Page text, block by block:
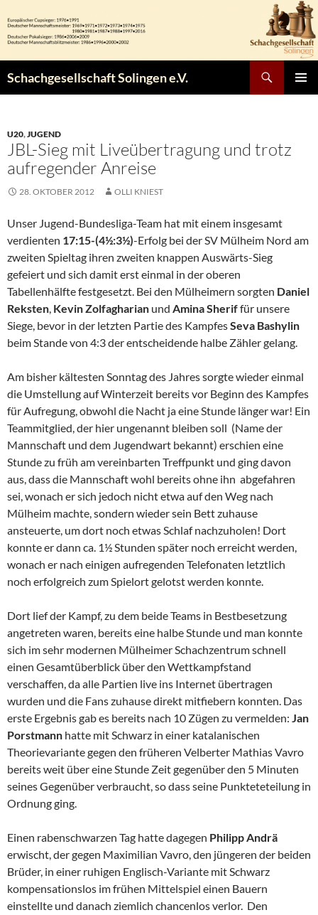
Inhalt
springen
Schachgesellschaft Solingen e.V.
U20,JUGEND
JBL-Sieg mit Liveübertragung und trotz
aufregender Anreise
28. OKTOBER 2012 OLLI KNIEST
Unser Jugend-Bundesliga-Team hat mit einem insgesamt
verdienten 17:15-(4½:3½)-Erfolg bei der SV Mülheim Nord am
zweiten Spieltag ihren zweiten knappen Auswärts-Sieg
gefeiert und sich damit erst einmal in der oberen
Tabellenhälfte festgesetzt. Bei den Mülheimern sorgten Daniel
Reksten, Kevin Zolfagharian und AminaSheriffür unsere
Siege, bevor in der letzten Partie des KampfesSeva Bashylin
beim Stande von 4:3 der entscheidende halbe Zähler gelang.
Am bisher kältesten Sonntag des Jahres sorgte wieder einmal
die Umstellung auf Winterzeit bereits vor Beginn des Kampfes
für Aufregung, obwohl die Nacht ja eine Stunde länger war! Ein
Teammitglied, der hier ungenannt bleiben soll (Name der
Mannschaft und dem Jugendwart bekannt) erschien eine
Stunde zu früh am vereinbarten Treffpunkt und ging davon
aus, dass die Mannschaft wohl bereits ohne ihn abgefahren
sei, wonach er sich jedoch nicht etwa auf den Weg nach
Mülheim machte, sondern wieder sein Bett zuhause
ansteuerte, um dort noch etwas Schlaf nachzuholen! Dort
konnte er dann ca. 1½ Stunden später noch erreicht werden,
wonach er nach einigen aufregenden Telefonaten letztlich
noch erfolgreich zum Spielort gelotst werden konnte.
Dort lief der Kampf, zu dem beide Teams in Bestbesetzung
angetreten waren, bereits eine halbe Stunde und man konnte
sich im sehr modernen Mülheimer Schachzentrum schnell
einen Gesamtüberblick über den Wettkampfstand
verschaffen, da alle Partien live ins Internet übertragen
wurden und die Fans zuhause direkt mitfiebern konnten. Das
erste Ergebnis gab es bereits nach 10 Zügen zu vermelden: Jan
Porstmann hatte mit Schwarz in einer katalanischen
Theorievariante gegen den früheren Velberter Mathias Vavro
bereits weit über eine Stunde Zeit gegenüber den 5 Minuten
seines Gegenüber verbraucht, so dass seine Punkteteteilung in
Ordnung ging.
Einen rabenschwarzen Tag hatte dagegen Philipp Andrä
erwischt, der gegen Maximilian Vavro, den jüngeren der beiden
Brüder, in einer ruhigen Englisch-Variante mit Schwarz
kompensationslos im frühen Mittelspiel einen Bauern
einstellte und danach ziemlich chancenlos verlor. Den